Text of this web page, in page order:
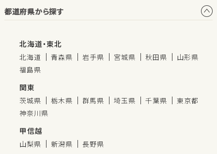
都道府県から探す
北海道・東北
北海道 青森県 岩手県 宮城県 秋田県
山形県
福島県
関東
茨城県 栃木県 群馬県 埼玉県 千葉県
東京都
神奈川県
甲信越
山梨県 新潟県 長野県